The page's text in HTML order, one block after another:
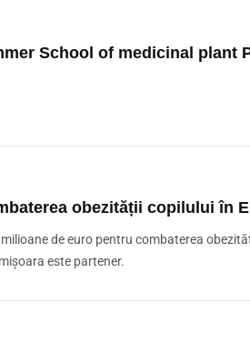
School of medicinal plant
obezității copilului în
de euro pentru combaterea
este partener.